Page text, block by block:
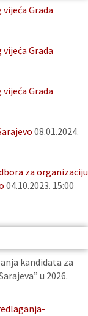
Grada
Grada
Grada
08.01.2024.
za organizaciju
04.10.2023. 15:00
kandidata za
u 2026.